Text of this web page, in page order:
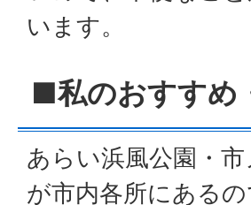
います。
■私のおすすめ
あらい浜風公園・
が市内各所にある